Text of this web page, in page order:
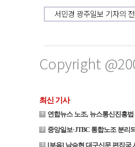
서민경 광주일보 기자의
Copyright